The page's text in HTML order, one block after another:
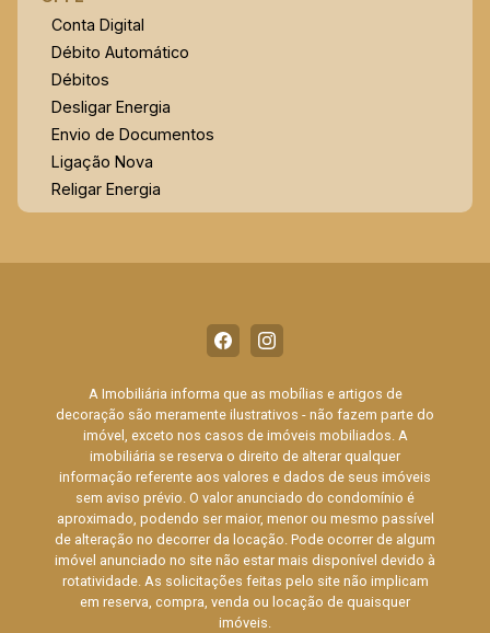
Conta Digital
Débito Automático
Débitos
Desligar Energia
Envio de Documentos
Ligação Nova
Religar Energia
A Imobiliária informa que as mobílias e artigos de
decoração são meramente ilustrativos - não fazem parte do
imóvel, exceto nos casos de imóveis mobiliados. A
imobiliária se reserva o direito de alterar qualquer
informação referente aos valores e dados de seus imóveis
sem aviso prévio. O valor anunciado do condomínio é
aproximado, podendo ser maior, menor ou mesmo passível
de alteração no decorrer da locação. Pode ocorrer de algum
imóvel anunciado no site não estar mais disponível devido à
rotatividade. As solicitações feitas pelo site não implicam
em reserva, compra, venda ou locação de quaisquer
imóveis.